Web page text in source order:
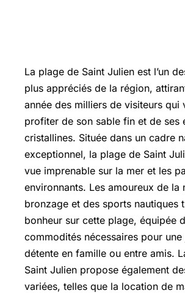
La plage de Saint Julien est l’un
plus appréciés de la région,
année des milliers de visiteurs qui
profiter de son sable fin et de ses
cristallines. Située dans un cadre
exceptionnel, la plage de Saint
vue imprenable sur la mer et les
environnants. Les amoureux de la
bronzage et des sports nautiques
bonheur sur cette plage, équipée
commodités nécessaires pour
détente en famille ou entre amis.
Saint Julien propose également
variées, telles que la location de